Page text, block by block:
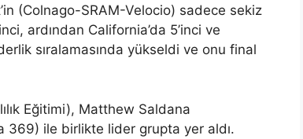
(Colnago-SRAM-Velocio) sadece sekiz
ardından California’da 5’inci ve
sıralamasında yükseldi ve onu final
Eğitimi), Matthew Saldana
369) ile birlikte lider grupta yer aldı.